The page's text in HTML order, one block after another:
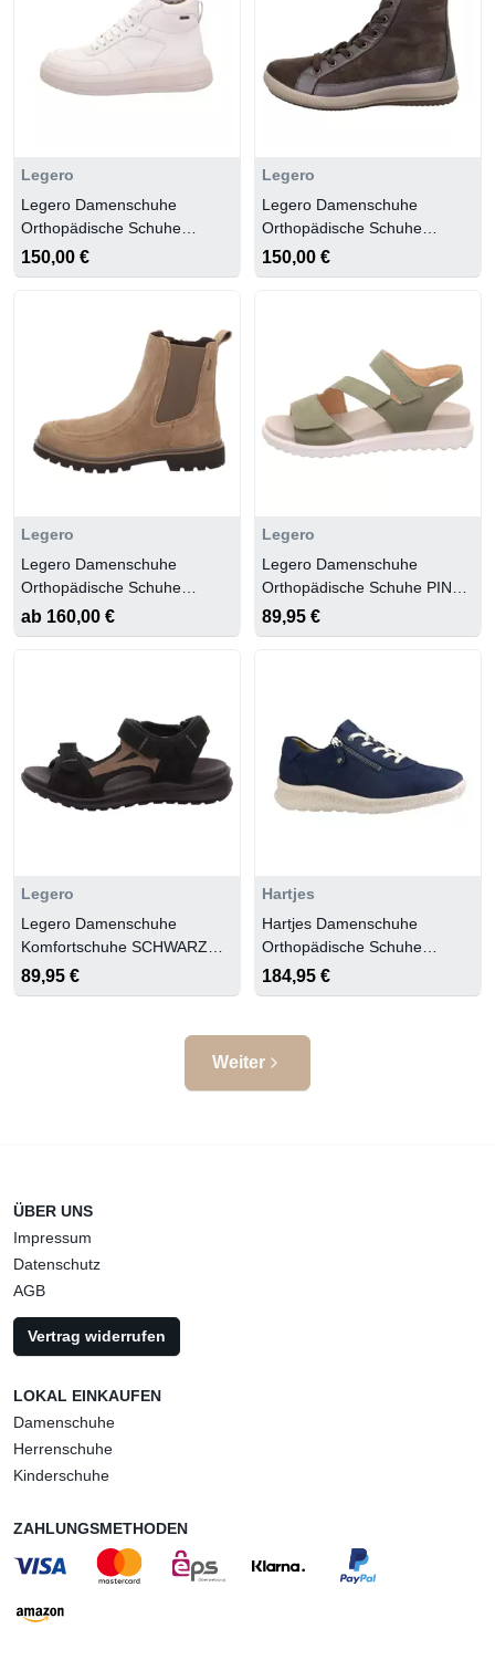
Legero
Legero Damenschuhe
Orthopädische Schuhe
OFFWHITE (WEISS)
150,00 €
Legero
Legero Damenschuhe
Orthopädische Schuhe
OSSIDO (GRAU)
150,00 €
Legero
Legero Damenschuhe
Orthopädische Schuhe
PALUDE (BEIGE)
ab 160,00 €
Legero
Legero Damenschuhe
Orthopädische Schuhe PINO
(HELLGRÜN)
89,95 €
Legero
Legero Damenschuhe
Komfortschuhe SCHWARZ
(SCHWARZ)
89,95 €
Hartjes
Hartjes Damenschuhe
Orthopädische Schuhe
MARINEBLAU
184,95 €
Weiter
ÜBER UNS
Impressum
Datenschutz
AGB
Vertrag widerrufen
LOKAL EINKAUFEN
Damenschuhe
Herrenschuhe
Kinderschuhe
ZAHLUNGSMETHODEN